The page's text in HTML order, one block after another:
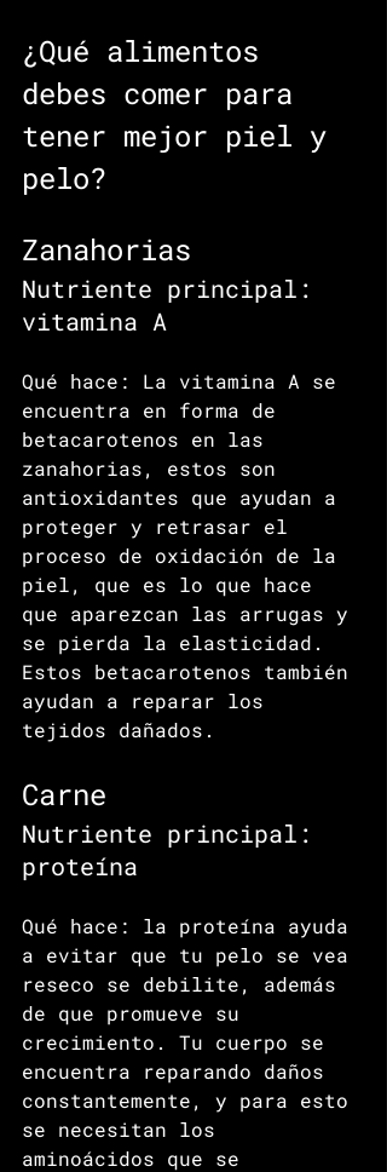
¿Qué alimentos
debes comer para
tener mejor piel y
pelo?
Zanahorias
Nutriente principal:
vitamina A
Qué hace: La vitamina A se
encuentra en forma de
betacarotenos en las
zanahorias, estos son
antioxidantes que ayudan a
proteger y retrasar el
proceso de oxidación de la
piel, que es lo que hace
que aparezcan las arrugas y
se pierda la elasticidad.
Estos betacarotenos también
ayudan a reparar los
tejidos dañados.
Carne
Nutriente principal:
proteína
Qué hace: la proteína ayuda
a evitar que tu pelo se vea
reseco se debilite, además
de que promueve su
crecimiento. Tu cuerpo se
encuentra reparando daños
constantemente, y para esto
se necesitan los
aminoácidos que se